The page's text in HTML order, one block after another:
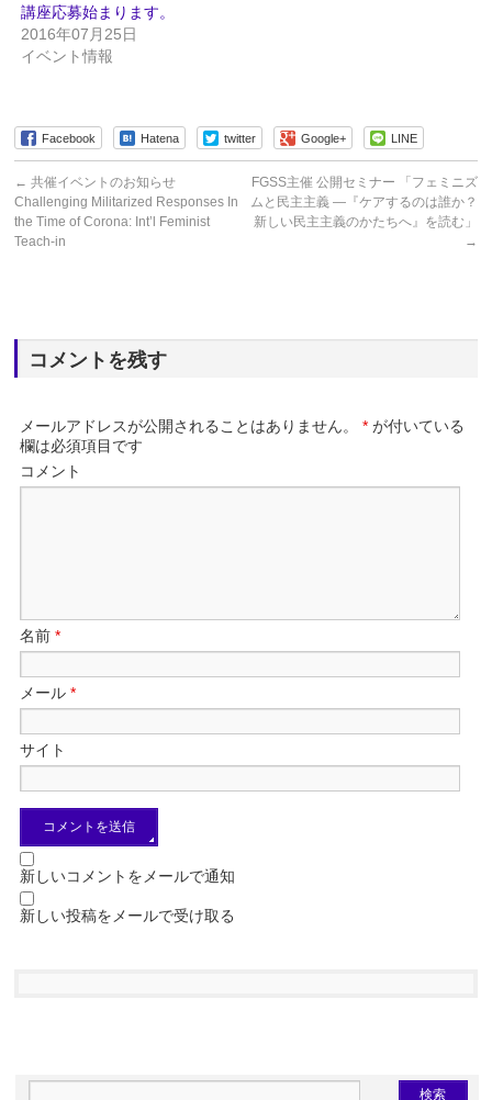
講座応募始まります。
2016年07月25日
イベント情報
Facebook Hatena twitter Google+ LINE
← 共催イベントのお知らせ
Challenging Militarized Responses In
the Time of Corona: Int’l Feminist
Teach-in
FGSS主催 公開セミナー 「フェミニズ
ムと民主主義 ―『ケアするのは誰か？
新しい民主主義のかたちへ』を読む」
→
コメントを残す
メールアドレスが公開されることはありません。 * が付いている
欄は必須項目です
コメント
名前*
メール*
サイト
新しいコメントをメールで通知
新しい投稿をメールで受け取る